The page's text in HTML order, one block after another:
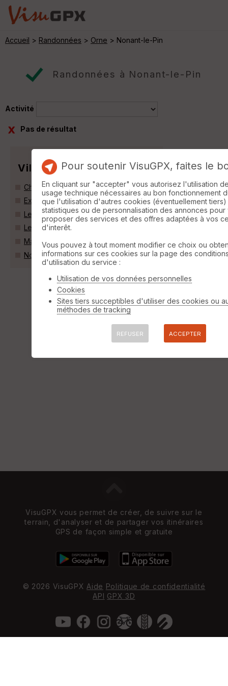
Accueil > Randonnées > Orne > Nonant-le-Pin
Randonnées à Nonant-le-Pin
Activité
Pas de résultat
Villes
Chailloué (61500)
Exmes (61310)
Le Merlerault (61240)
Le Pin-au-Haras (61310)
Macé (61500)
Nonant-le-Pin (61240)
VisuGPX vous permet de créer, de suivre sur le
terrain, d'analyser et de partager vos itinéraires
GPS de façon simple et gratuite
© 2026 VisuGPX Aide Politique de confidentialité
API GPX 3D
Pour soutenir VisuGPX, faites le
En cliquant sur "accepter" vous autorisez l'utilisation
usage technique nécessaires au bon fonctionnement
que l'utilisation d'autres cookies (éventuellement
statistiques ou de personnalisation des annonces pour
proposer des services et des offres adaptées à vos
d'interêt.
Vous pouvez à tout moment modifier ce choix ou
informations sur ces cookies sur la page des
d'utilisation du service :
Utilisation de vos données personnelles
Cookies
Sites tiers succeptibles d'utiliser des cookies ou
méthodes de tracking
REFUSER ACCEPTER